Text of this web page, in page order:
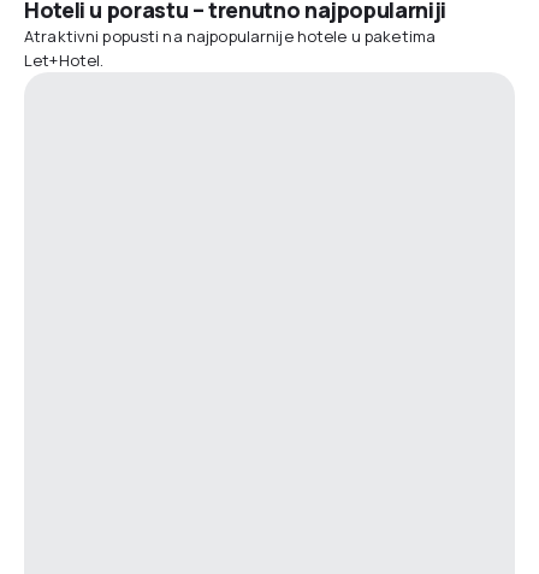
Hoteli u porastu – trenutno najpopularniji
Atraktivni popusti na najpopularnije hotele u paketima
Let+Hotel.